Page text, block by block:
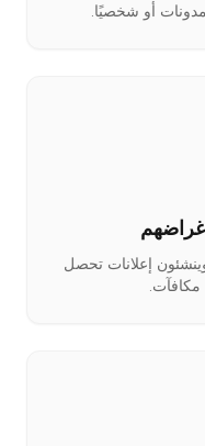
أو شخصيًا.
إعلانات تحصل